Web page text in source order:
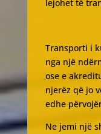
lejohet të
Transporti i
nga një
ose e
njerëz që jo
edhe
Ne jemi një